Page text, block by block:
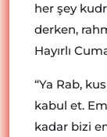
her şey
derken,
Hayırlı
“Ya Rab,
kabul et.
kadar bizi